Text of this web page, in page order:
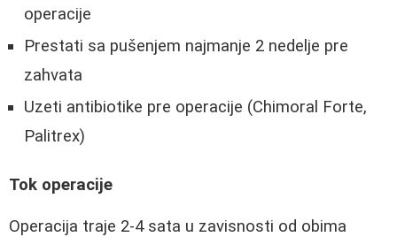
operacije
Prestati sa pušenjem najmanje 2 nedelje pre
zahvata
Uzeti antibiotike pre operacije (Chimoral Forte,
Palitrex)
Tok operacije
Operacija traje 2-4 sata u zavisnosti od obima